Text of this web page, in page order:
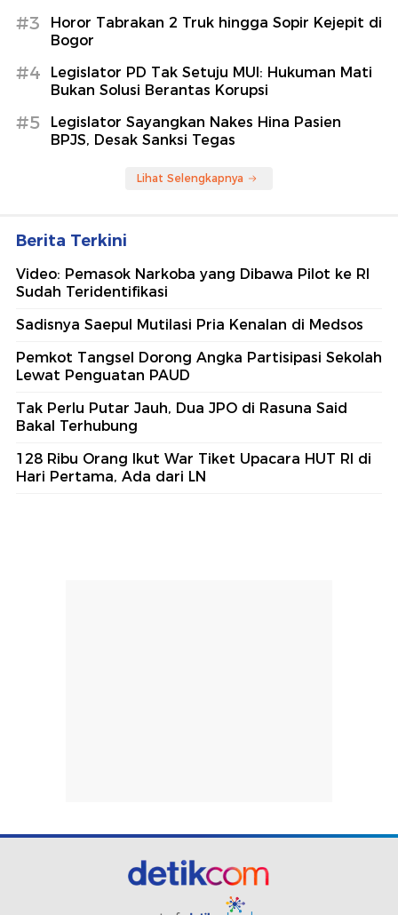
#3
Horor Tabrakan 2 Truk hingga Sopir Kejepit di
Bogor
#4
Legislator PD Tak Setuju MUI: Hukuman Mati
Bukan Solusi Berantas Korupsi
#5
Legislator Sayangkan Nakes Hina Pasien
BPJS, Desak Sanksi Tegas
Lihat Selengkapnya
Berita Terkini
Video: Pemasok Narkoba yang Dibawa Pilot ke RI
Sudah Teridentifikasi
Sadisnya Saepul Mutilasi Pria Kenalan di Medsos
Pemkot Tangsel Dorong Angka Partisipasi Sekolah
Lewat Penguatan PAUD
Tak Perlu Putar Jauh, Dua JPO di Rasuna Said
Bakal Terhubung
128 Ribu Orang Ikut War Tiket Upacara HUT RI di
Hari Pertama, Ada dari LN